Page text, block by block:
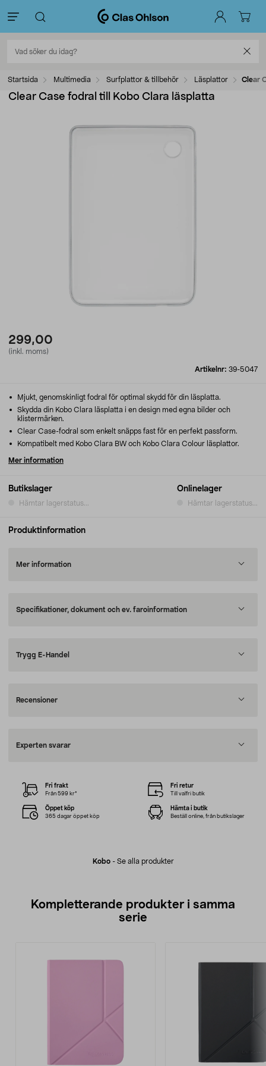
Startsida Multimedia Surfplattor & tillbehör Läsplattor Clear
Clear Case fodral till Kobo Clara läsplatta
299,00
(inkl. moms)
Artikelnr: 39-5047
Butikslager
Hämtar lagerstatus...
Onlinelager
Hämtar lagerstatus...
Mjukt, genomskinligt fodral för optimal skydd för din läsplatta.
Skydda din Kobo Clara läsplatta i en design med egna bilder och
klistermärken.
Clear Case-fodral som enkelt snäpps fast för en perfekt passform.
Kompatibelt med Kobo Clara BW och Kobo Clara Colour läsplattor.
Mer information
Produktinformation
Mer information
Specifikationer, dokument och ev. faroinformation
Trygg E-Handel
Recensioner
Experten svarar
Kobo- Se alla produkter
Fri frakt
Från 599 kr*
Fri retur
Till valfri butik
Öppet köp
365 dagar öppet köp
Hämta i butik
Beställ online, från butikslager
Kompletterande produkter i samma
serie